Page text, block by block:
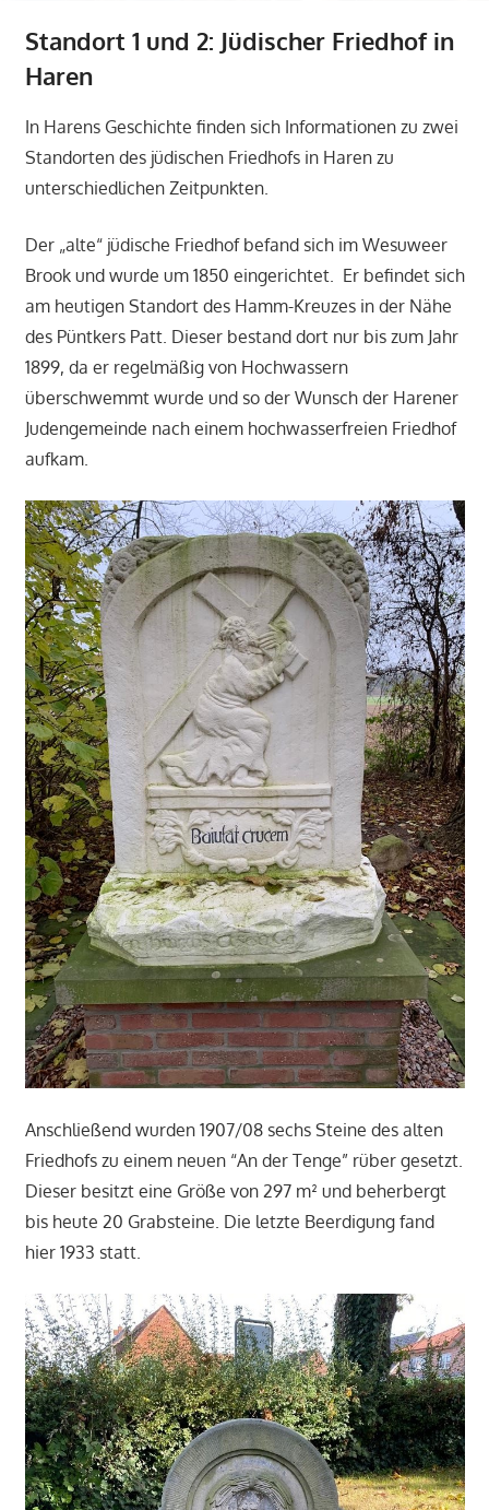
Standort 1 und 2: Jüdischer Friedhof in
Haren
In Harens Geschichte finden sich Informationen zu zwei
Standorten des jüdischen Friedhofs in Haren zu
unterschiedlichen Zeitpunkten.
Der „alte“ jüdische Friedhof befand sich im Wesuweer
Brook und wurde um 1850 eingerichtet. Er befindet sich
am heutigen Standort des Hamm-Kreuzes in der Nähe
des Püntkers Patt. Dieser bestand dort nur bis zum Jahr
1899, da er regelmäßig von Hochwassern
überschwemmt wurde und so der Wunsch der Harener
Judengemeinde nach einem hochwasserfreien Friedhof
aufkam.
Anschließend wurden 1907/08 sechs Steine des alten
Friedhofs zu einem neuen “An der Tenge” rüber gesetzt.
Dieser besitzt eine Größe von 297 m² und beherbergt
bis heute 20 Grabsteine. Die letzte Beerdigung fand
hier 1933 statt.